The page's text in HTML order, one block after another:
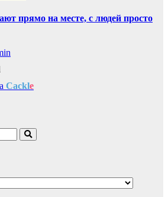
прямо на месте, с людей просто
Cackle